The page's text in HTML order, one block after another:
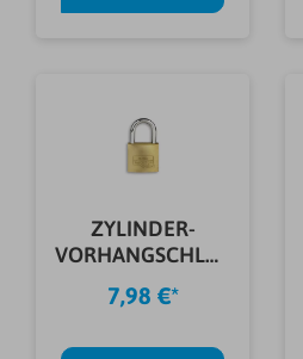
ZYLINDER-
VORHANGSCHLOS
S 222 15 SB
7,98 €*